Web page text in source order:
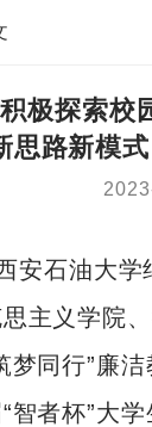
极探索校
思路新模式
安石油大学
主义学院
梦同行”廉
智者杯”大